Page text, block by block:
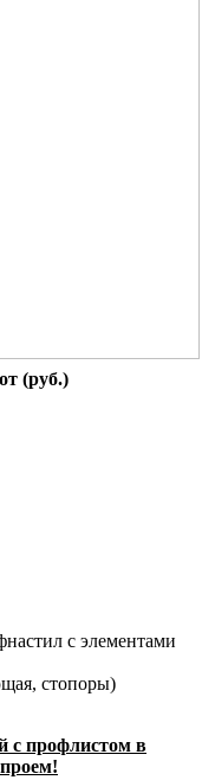
(руб.)
с элементами
стопоры)
с профлистом в